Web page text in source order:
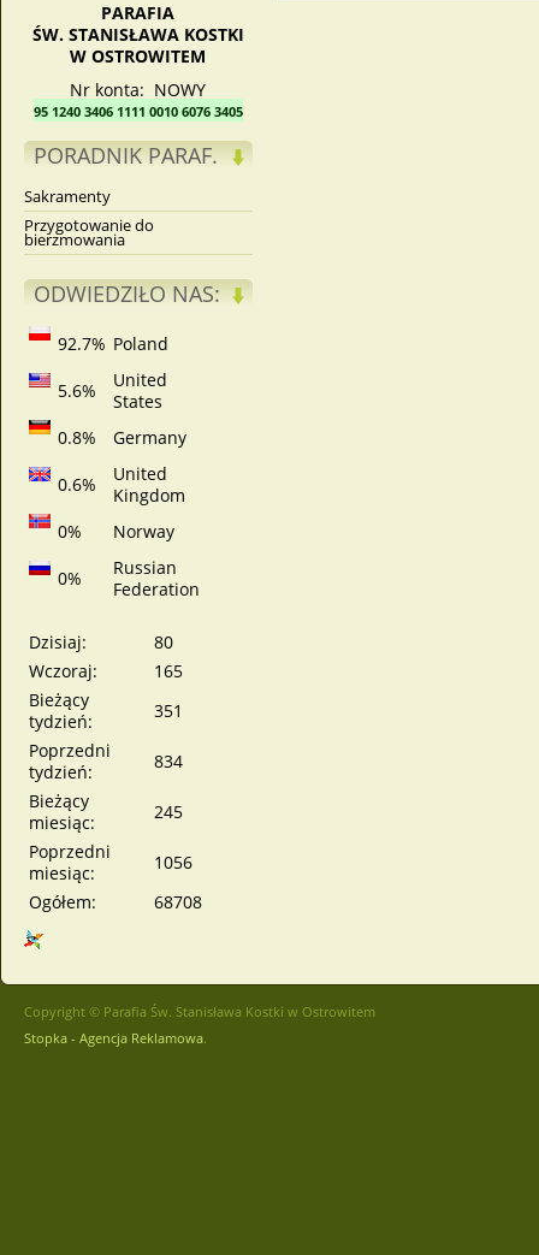
PARAFIA
ŚW. STANISŁAWA KOSTKI
W OSTROWITEM
Nr konta: NOWY
95 1240 3406 1111 0010 6076 3405
PORADNIK PARAF.
Sakramenty
Przygotowanie do
bierzmowania
ODWIEDZIŁO NAS:
92.7% Poland
5.6%
United
States
0.8%
Germany
0.6%
United
Kingdom
0%
Norway
0%
Russian
Federation
Dzisiaj:
80
Wczoraj:
165
Bieżący
tydzień:
351
Poprzedni
tydzień:
834
Bieżący
miesiąc:
245
Poprzedni
miesiąc:
1056
Ogółem:
68708
Copyright © Parafia Św. Stanisława Kostki w Ostrowitem
Stopka - Agencja Reklamowa.